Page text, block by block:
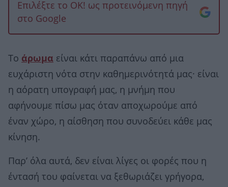
Επιλέξτε το OK! ως προτεινόμενη πηγή
στο Google
Το άρωμα είναι κάτι παραπάνω από μια
ευχάριστη νότα στην καθημερινότητά μας· είναι
η αόρατη υπογραφή μας, η μνήμη που
αφήνουμε πίσω μας όταν αποχωρούμε από
έναν χώρο, η αίσθηση που συνοδεύει κάθε μας
κίνηση.
Παρ’ όλα αυτά, δεν είναι λίγες οι φορές που η
έντασή του φαίνεται να ξεθωριάζει γρήγορα,